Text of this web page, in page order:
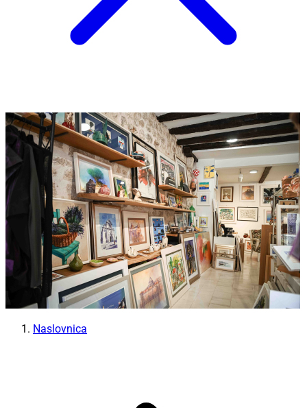
Naslovnica